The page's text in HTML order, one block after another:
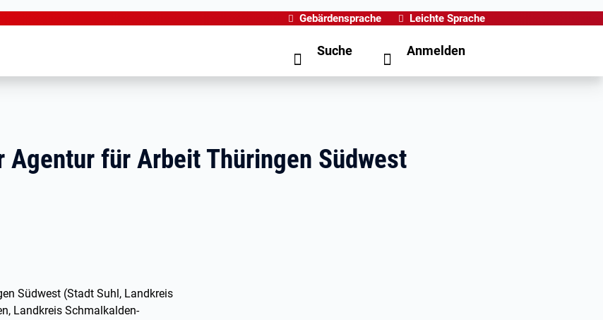
Gebärdensprache Leichte Sprache
Suche Anmelden
für Arbeit Thüringen Südwest
Südwest (Stadt Suhl, Landkreis
Landkreis Schmalkalden-